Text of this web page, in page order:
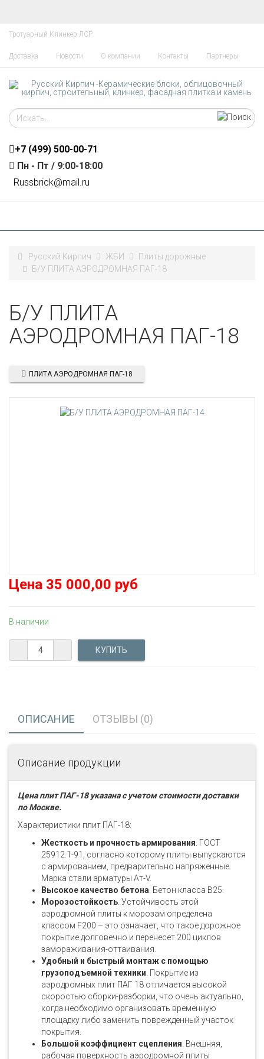
Тротуарный Клинкер ЛСР
Доставка Новости О компании Контакты Партнеры
+7 (499) 500-00-71
Пн - Пт / 9:00-18:00
Russbrick@mail.ru
Русский Кирпич ЖБИ
Плиты дорожные
Б/У ПЛИТА АЭРОДРОМНАЯ ПАГ-18
Б/У ПЛИТА
АЭРОДРОМНАЯ ПАГ-18
ПЛИТА АЭРОДРОМНАЯ ПАГ-18
Цена 35 000,00 руб
В наличии
ОПИСАНИЕ ОТЗЫВЫ (0)
Описание продукции
Цена плит ПАГ-18 указана с учетом стоимости доставки
по Москве.
Характеристики плит ПАГ-18:
Жесткость и прочность армирования . ГОСТ
25912.1-91, согласно которому плиты выпускаются
с армированием, предварительно напряженные.
Марка стали арматуры Ат-V.
Высокое качество бетона . Бетон класса В25.
Морозостойкость . Устойчивость этой
аэродромной плиты к морозам определена
классом F200 – это означает, что такое дорожное
покрытие долговечно и перенесет 200 циклов
замораживания-оттаивания.
Удобный и быстрый монтаж с помощью
грузоподъемной техники . Покрытие из
аэродромных плит ПАГ 18 отличается высокой
скоростью сборки-разборки, что очень актуально,
когда необходимо организовать временную
площадку либо заменить поврежденный участок
покрытия.
Большой коэффициент сцепления . Внешняя,
рабочая поверхность аэродромной плиты